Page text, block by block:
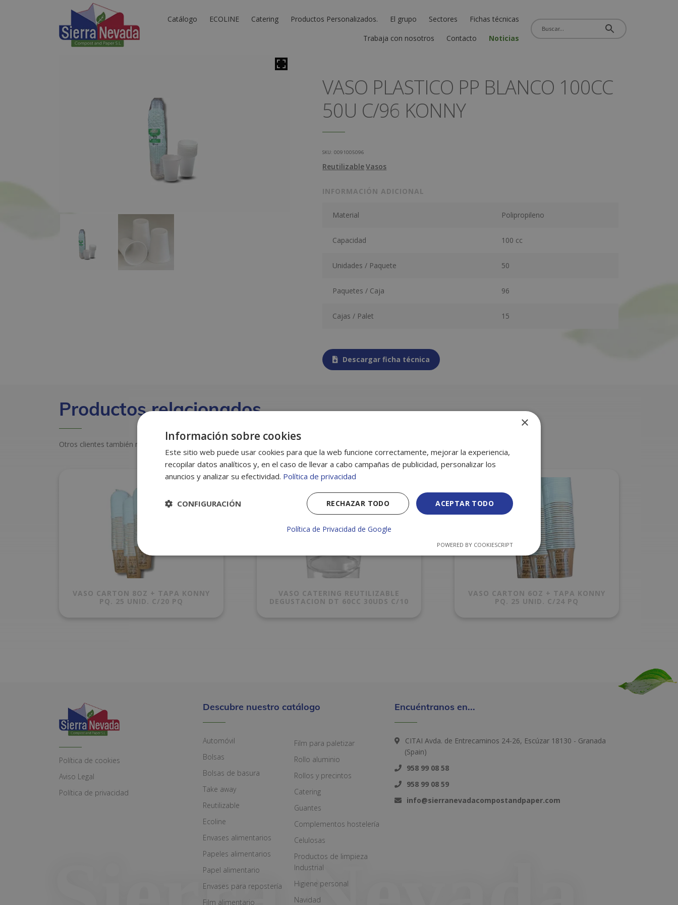
Catálogo ECOLINE Catering Productos Personalizados. El grupo Sectores
Fichas técnicas
Trabaja con nosotros
Contacto Noticias
VASO PLASTICO PP BLANCO 100CC
50U C/96 KONNY
SKU:0091005096
ReutilizableVasos
INFORMACIÓN ADICIONAL
Material Polipropileno
Capacidad 100 cc
Unidades / Paquete 50
Paquetes / Caja 96
Cajas / Palet 15
Descargar ficha técnica
Productos relacionados
Otros clientes también miraron estos productos
VASO CARTON 8OZ + TAPA KONNY
PQ. 25 UNID. C/20 PQ
VASO CATERING REUTILIZABLE
DEGUSTACION DT 60CC 30UDS C/10
VASO CARTON 6OZ + TAPA KONNY
PQ. 25 UNID. C/24 PQ
Política de cookies
Aviso Legal
Política de privacidad
Descubre nuestro catálogo
Automóvil
Bolsas
Bolsas de basura
Take away
Reutilizable
Ecoline
Envases alimentarios
Papeles alimentarios
Papel alimentario
Envases para repostería
Film alimentario
Film para paletizar
Rollo aluminio
Rollos y precintos
Catering
Guantes
Complementos hostelería
Celulosas
Productos de limpieza
Industrial
Higiene personal
Navidad
Encuéntranos en...
CITAI Avda. de Entrecaminos 24-26, Escúzar 18130 - Granada
(Spain)
958 99 08 58
958 99 08 59
info@sierranevadacompostandpaper.com
×
Información sobre cookies
Este sitio web puede usar cookies para que la web funcione correctamente, mejorar la experiencia,
recopilar datos analíticos y, en el caso de llevar a cabo campañas de publicidad, personalizar los
anuncios y analizar su efectividad. Política de privacidad
ACEPTAR TODO
RECHAZAR TODO
CONFIGURACIÓN
Política de Privacidad de Google
POWERED BY COOKIESCRIPT